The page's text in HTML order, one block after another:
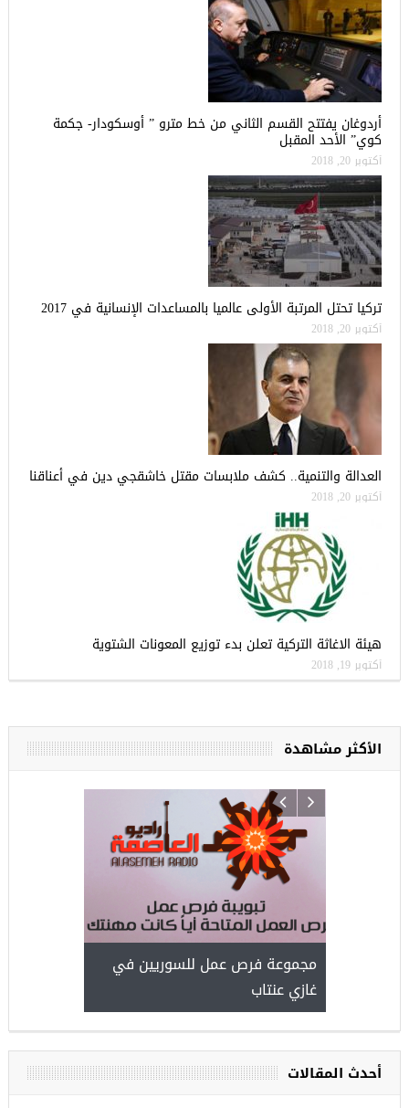
أردوغان يفتتح القسم الثاني من خط مترو ” أوسكودار- جكمة
كوي” الأحد المقبل
أكتوبر 20, 2018
تركيا تحتل المرتبة الأولى عالميا بالمساعدات الإنسانية في 2017
أكتوبر 20, 2018
العدالة والتنمية.. كشف ملابسات مقتل خاشقجي دين في أعناقنا
أكتوبر 20, 2018
هيئة الاغاثة التركية تعلن بدء توزيع المعونات الشتوية
أكتوبر 19, 2018
الأكثر مشاهدة
مجموعة فرص عمل للسوريين في
غازي عنتاب
أحدث المقالات